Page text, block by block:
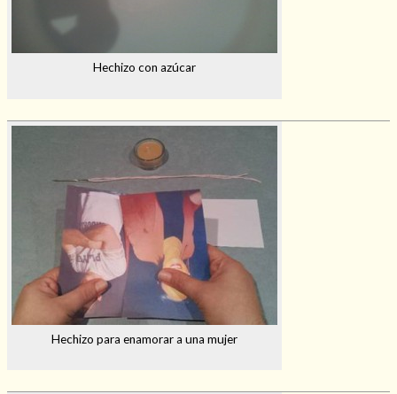
Hechizo con azúcar
Hechizo para enamorar a una mujer